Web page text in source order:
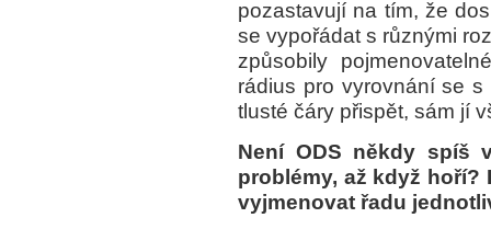
pozastavují na tím, že
se vypořádat s různými
způsobily
rádius pro vyrovnání se
tlusté čáry přispět, sám jí
Není ODS někdy spíš
problémy, až když hoří?
vyjmenovat řadu